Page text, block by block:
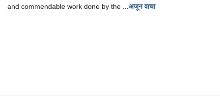
and commendable work done by the ...अजून वाचा